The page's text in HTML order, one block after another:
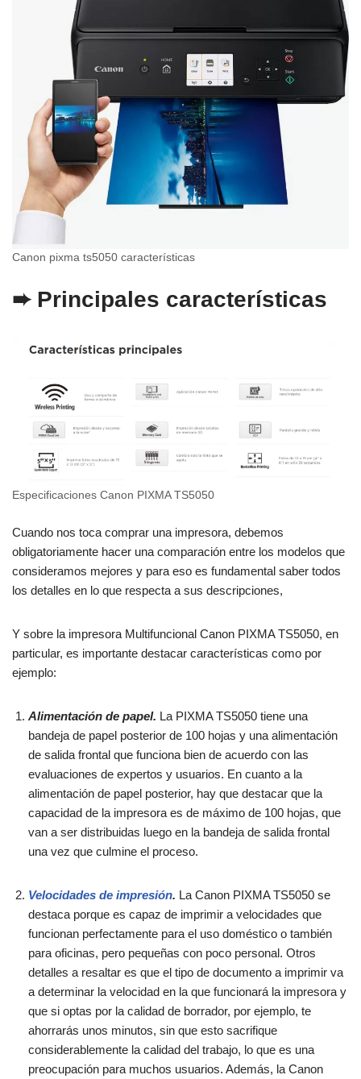
Canon pixma ts5050 características
➨ Principales características
Especificaciones Canon PIXMA TS5050
Cuando nos toca comprar una impresora, debemos
obligatoriamente hacer una comparación entre los modelos que
consideramos mejores y para eso es fundamental saber todos
los detalles en lo que respecta a sus descripciones,
Y sobre la impresora Multifuncional Canon PIXMA TS5050, en
particular, es importante destacar características como por
ejemplo:
Alimentación de papel. La PIXMA TS5050 tiene una
bandeja de papel posterior de 100 hojas y una alimentación
de salida frontal que funciona bien de acuerdo con las
evaluaciones de expertos y usuarios. En cuanto a la
alimentación de papel posterior, hay que destacar que la
capacidad de la impresora es de máximo de 100 hojas, que
van a ser distribuidas luego en la bandeja de salida frontal
una vez que culmine el proceso.
Velocidades de impresión. La Canon PIXMA TS5050 se
destaca porque es capaz de imprimir a velocidades que
funcionan perfectamente para el uso doméstico o también
para oficinas, pero pequeñas con poco personal. Otros
detalles a resaltar es que el tipo de documento a imprimir va
a determinar la velocidad en la que funcionará la impresora y
que si optas por la calidad de borrador, por ejemplo, te
ahorrarás unos minutos, sin que esto sacrifique
considerablemente la calidad del trabajo, lo que es una
preocupación para muchos usuarios. Además, la Canon